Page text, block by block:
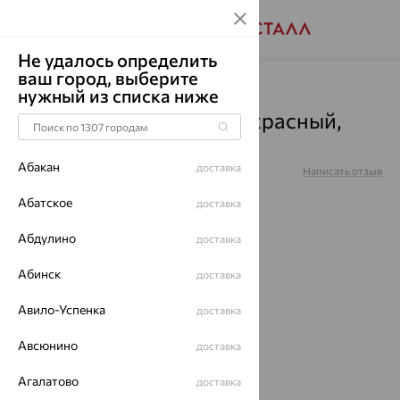
Главная Каталог Броши Гранат
Брошь, золото, гранат, красный,
Б13414755
Артикул: Написать отзыв
Не удалось определить
ваш город, выберите
нужный из списка ниже
Абакан доставка
Абатское доставка
Абдулино доставка
Абинск доставка
Авило-Успенка доставка
Авсюнино доставка
Агалатово доставка